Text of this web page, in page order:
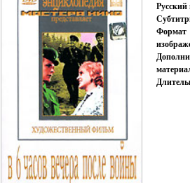
Русский
Формат